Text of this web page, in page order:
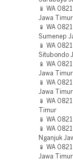
📱 WA
Jawa Timur
📱 WA
Sumenep
📱 WA
Situbondo
📱 WA
Jawa Timur
📱 WA
Jawa Timur
📱 WA
Timur
📱 WA
📱 WA
Nganjuk
📱 WA
Jawa Timur